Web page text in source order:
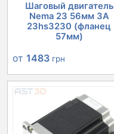
Шаговый двигатель
Nema 23 56мм 3А
23hs3230 (фланец
57мм)
от 1483 грн